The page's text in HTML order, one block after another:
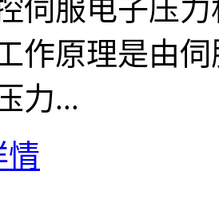
伺服电子压
作原理是由
力...
情